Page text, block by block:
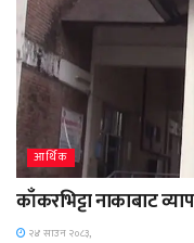
आर्थिक
काँकरभिट्टा नाकाबाट
२४ साउन २०८३,